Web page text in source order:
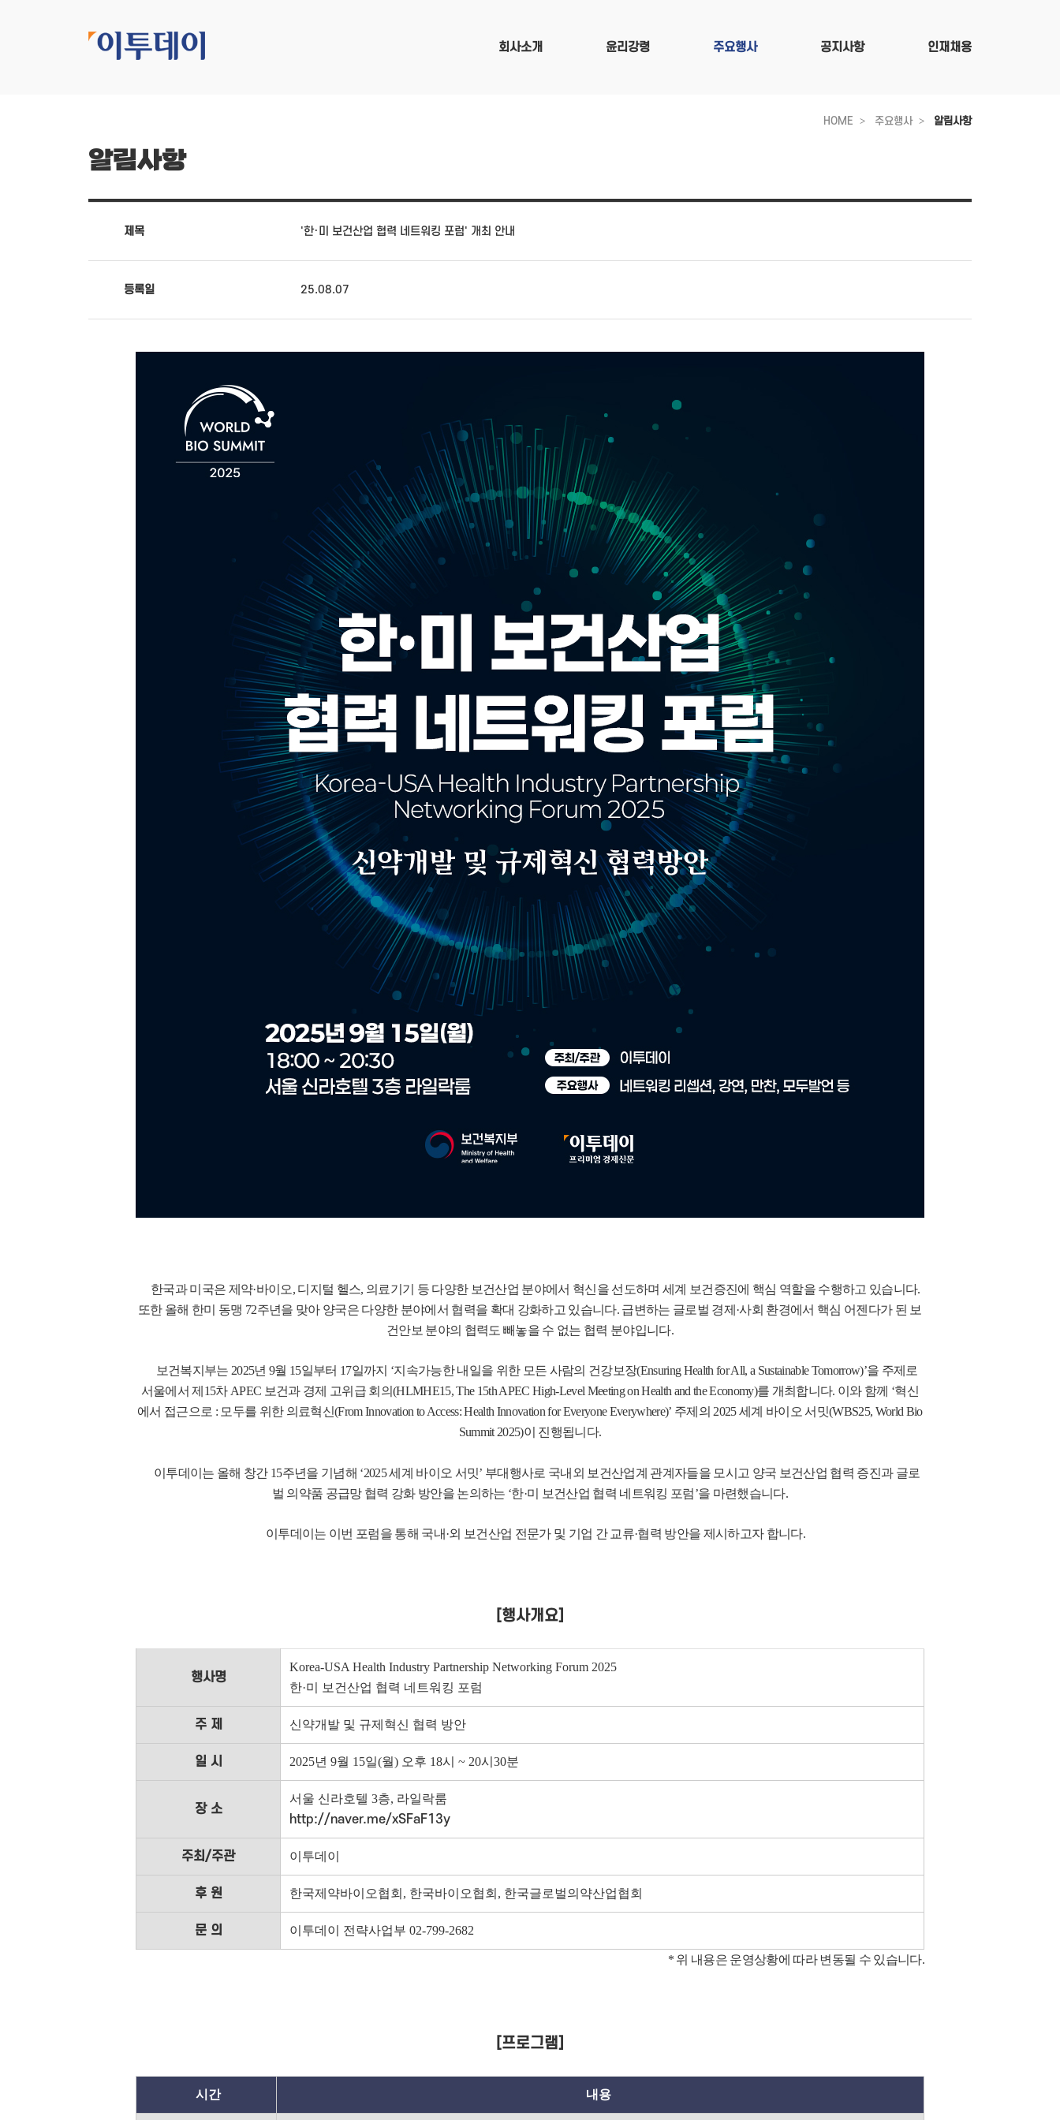
회사소개 윤리강령 주요행사 공지사항 인재채용
HOME 주요행사 알림사항
알림사항
제목 '한·미 보건산업 협력 네트워킹 포럼' 개최 안내
등록일 25.08.07
한국과 미국은 제약·바이오, 디지털 헬스, 의료기기 등 다양한 보건산업 분야에서 혁신을 선도하며 세계 보건증진에 핵심 역할을 수행하고 있습니다.
또한 올해 한미 동맹 72주년을 맞아 양국은 다양한 분야에서 협력을 확대 강화하고 있습니다. 급변하는 글로벌 경제·사회 환경에서 핵심 어젠다가 된 보
건안보 분야의 협력도 빼놓을 수 없는 협력 분야입니다.
보건복지부는 2025년 9월 15일부터 17일까지 ‘지속가능한 내일을 위한 모든 사람의 건강보장(Ensuring Health for All, a Sustainable Tomorrow)’을 주제로
서울에서 제15차 APEC 보건과 경제 고위급 회의(HLMHE15, The 15th APEC High-Level Meeting on Health and the Economy)를 개최합니다. 이와 함께 ‘혁신
에서 접근으로 : 모두를 위한 의료혁신(From Innovation to Access: Health Innovation for Everyone Everywhere)’ 주제의 2025 세계 바이오 서밋(WBS25, World Bio
Summit 2025)이 진행됩니다.
이투데이는 올해 창간 15주년을 기념해 ‘2025 세계 바이오 서밋’ 부대행사로 국내외 보건산업계 관계자들을 모시고 양국 보건산업 협력 증진과 글로
벌 의약품 공급망 협력 강화 방안을 논의하는 ‘한·미 보건산업 협력 네트워킹 포럼’을 마련했습니다.
이투데이는 이번 포럼을 통해 국내·외 보건산업 전문가 및 기업 간 교류·협력 방안을 제시하고자 합니다.
[행사개요]
행사명
Korea-USA Health Industry Partnership Networking Forum 2025
한·미 보건산업 협력 네트워킹 포럼
주 제 신약개발 및 규제혁신 협력 방안
일 시 2025년 9월 15일(월) 오후 18시 ~ 20시30분
장 소
서울 신라호텔 3층, 라일락룸
http://naver.me/xSFaF13y
주최/주관 이투데이
후 원 한국제약바이오협회, 한국바이오협회, 한국글로벌의약산업협회
문 의 이투데이 전략사업부 02-799-2682
* 위 내용은 운영상황에 따라 변동될 수 있습니다.
[프로그램]
시 간 내용